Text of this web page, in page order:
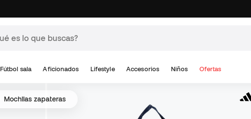
Fútbol sala Aficionados Lifestyle Accesorios Niños Ofertas
Mochilas zapateras